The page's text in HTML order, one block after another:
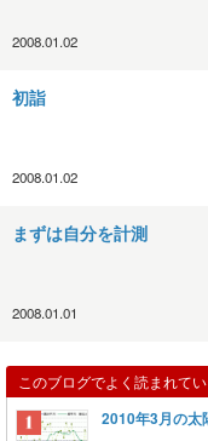
2008.01.02
初詣
2008.01.02
まずは自分を計測
2008.01.01
このブログでよく読まれて
2010年3月の太